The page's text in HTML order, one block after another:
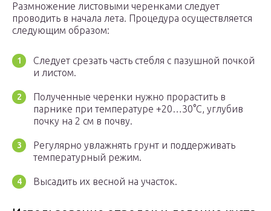
Размножение листовыми черенками следует
проводить в начала лета. Процедура осуществляется
следующим образом:
Следует срезать часть стебля с пазушной почкой
и листом.
Полученные черенки нужно прорастить в
парнике при температуре +20…30°С, углубив
почку на 2 см в почву.
Регулярно увлажнять грунт и поддерживать
температурный режим.
Высадить их весной на участок.